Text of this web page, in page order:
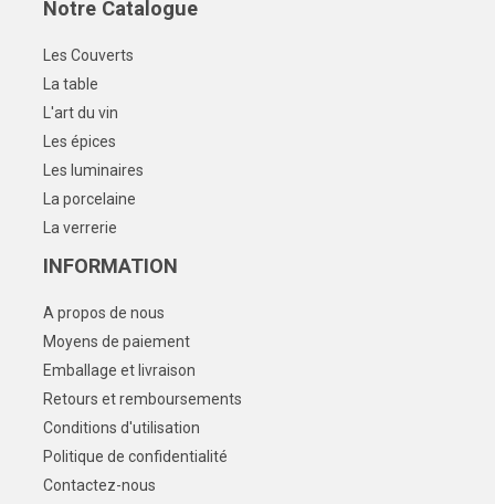
Notre Catalogue
Les Couverts
La table
L'art du vin
Les épices
Les luminaires
La porcelaine
La verrerie
INFORMATION
A propos de nous
Moyens de paiement
Emballage et livraison
Retours et remboursements
Conditions d'utilisation
Politique de confidentialité
Contactez-nous